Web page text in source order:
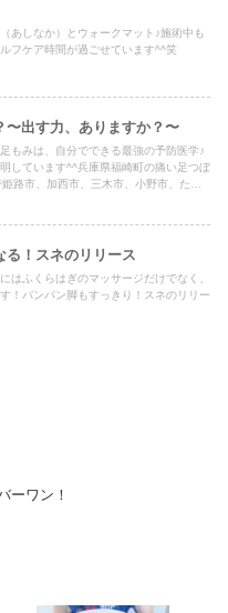
あしなか）とウォークマット♪施術中も
フケア時間が過ごせています^^笑
〜出す力、ありますか？〜
もみは、自分でできる最強の予防医学♪
しています^^兵庫県福崎町の痛い足つぼ
路市、加西市、三木市、小野市、たつ
る！スネのリリース
はふくらはぎのマッサージだけでなく、
！パンパン脚もすっきり！スネのリリー
ーワン！